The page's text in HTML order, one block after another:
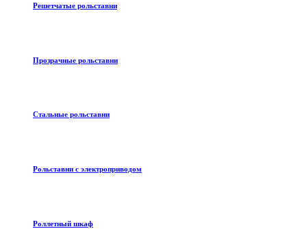
Решетчатые рольставни
Прозрачные рольставни
Стальные рольставни
Рольставни с электроприводом
Роллетный шкаф